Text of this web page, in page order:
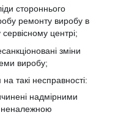
стороннього
ремонту виробу в
центрі;
зміни
виробу;
такі несправності:
надмірними